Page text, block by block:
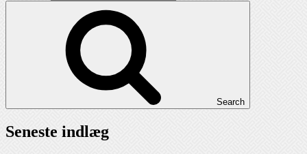
Search
Seneste indlæg